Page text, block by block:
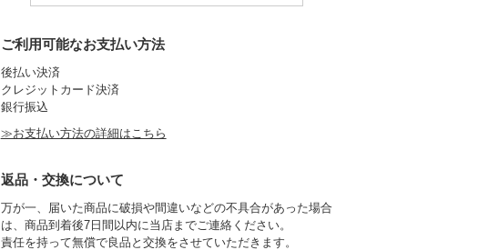
ご利用可能なお支払い方法
後払い決済
クレジットカード決済
銀行振込
≫お支払い方法の詳細はこちら
返品・交換について
万が一、届いた商品に破損や間違いなどの不具合があった場合
は、商品到着後7日間以内に当店までご連絡ください。
責任を持って無償で良品と交換をさせていただきます。